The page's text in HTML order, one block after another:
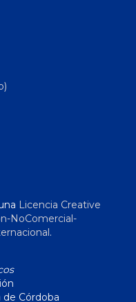
Licencia Creative
NoComercial-
.
de Córdoba